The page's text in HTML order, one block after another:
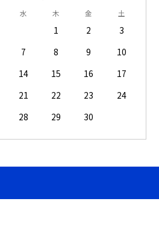
水 木 金 土
1 2
3
7 8 9
10
14 15 16
17
21 22 23
24
28 29 30